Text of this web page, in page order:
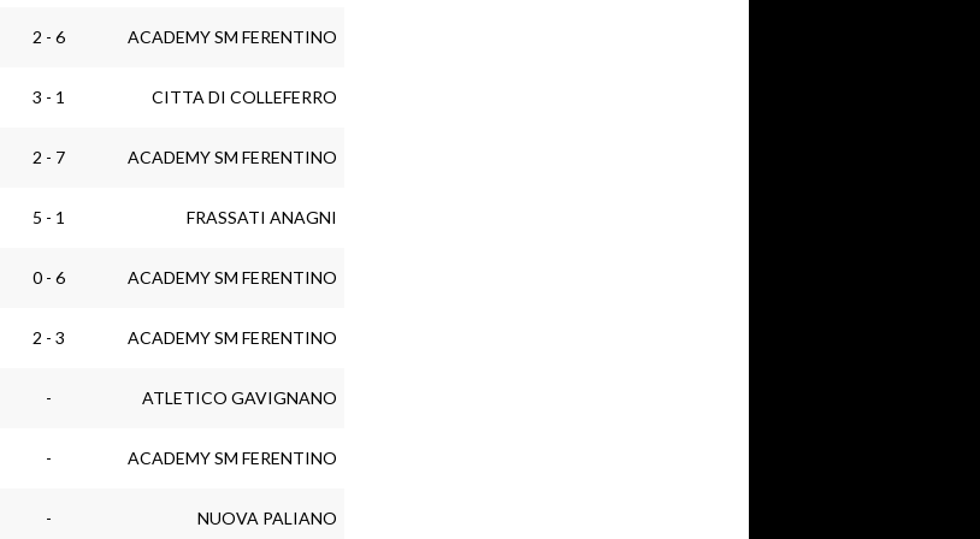
2 - 6 ACADEMY SM FERENTINO
3 - 1 CITTA DI COLLEFERRO
2 - 7 ACADEMY SM FERENTINO
5 - 1 FRASSATI ANAGNI
0 - 6 ACADEMY SM FERENTINO
2 - 3 ACADEMY SM FERENTINO
- ATLETICO GAVIGNANO
- ACADEMY SM FERENTINO
- NUOVA PALIANO